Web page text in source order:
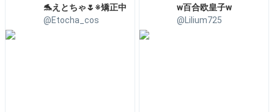
🐬えとちゃ🌷※矯正中
@Etocha_cos
w百合欧皇子w
@Lilium725